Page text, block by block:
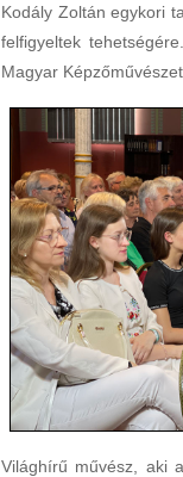
Kodály Zoltán egykori
felfigyeltek
Magyar
Világhírű művész, aki